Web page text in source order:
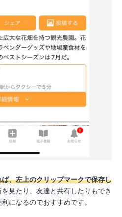
、左上のクリップマークで保存し
見たり、友達と共有したりもでき
になるのでおすすめです。